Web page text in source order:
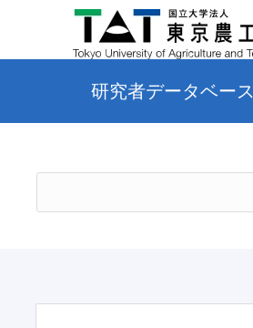
研究者データベース